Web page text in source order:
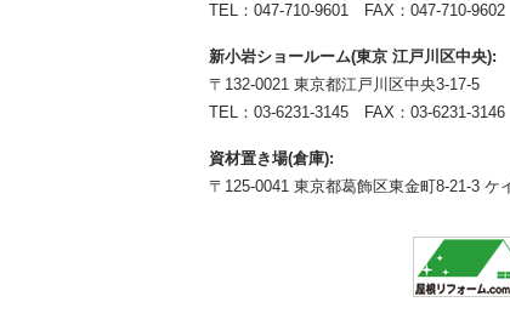
TEL： 047-710-9601 FAX：047-710-9602
新小岩ショールーム(東京 江戸川区中央):
〒132-0021 東京都江戸川区中央3-17-5
TEL： 03-6231-3145 FAX：03-6231-3146
資材置き場(倉庫):
〒125-0041 東京都葛飾区東金町8-21-3 ケ